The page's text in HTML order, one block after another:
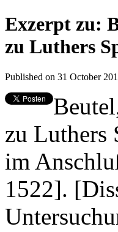
Exzerpt zu:
zu Luthers
Published on 31 October
zu Luthers
im
1522].